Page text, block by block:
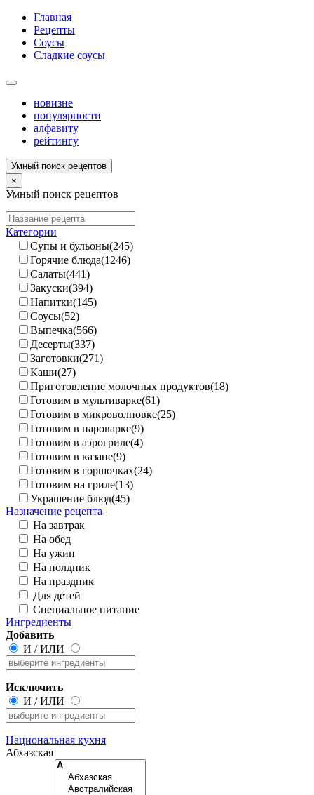
Главная
Рецепты
Соусы
Сладкие соусы
новизне
популярности
алфавиту
рейтингу
Умный поиск рецептов
×
Умный поиск рецептов
Категории
Супы и бульоны(245)
Горячие блюда(1246)
Салаты(441)
Закуски(394)
Напитки(145)
Соусы(52)
Выпечка(566)
Десерты(337)
Заготовки(271)
Каши(27)
Приготовление молочных продуктов(18)
Готовим в мультиварке(61)
Готовим в микроволновке(25)
Готовим в пароварке(9)
Готовим в аэрогриле(4)
Готовим в казане(9)
Готовим в горшочках(24)
Готовим на гриле(13)
Украшение блюд(45)
Назначение рецепта
На завтрак
На обед
На ужин
На полдник
На праздник
Для детей
Специальное питание
Ингредиенты
Добавить
И /ИЛИ
Исключить
И /ИЛИ
Национальная кухня
Абхазская